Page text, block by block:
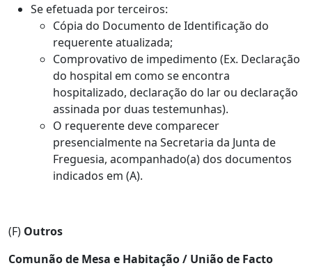
Se efetuada por terceiros:
Cópia do Documento de Identificação do
requerente atualizada;
Comprovativo de impedimento (Ex. Declaração
do hospital em como se encontra
hospitalizado, declaração do lar ou declaração
assinada por duas testemunhas).
O requerente deve comparecer
presencialmente na Secretaria da Junta de
Freguesia, acompanhado(a) dos documentos
indicados em (A).
(F) Outros
Comunão de Mesa e Habitação / União de Facto